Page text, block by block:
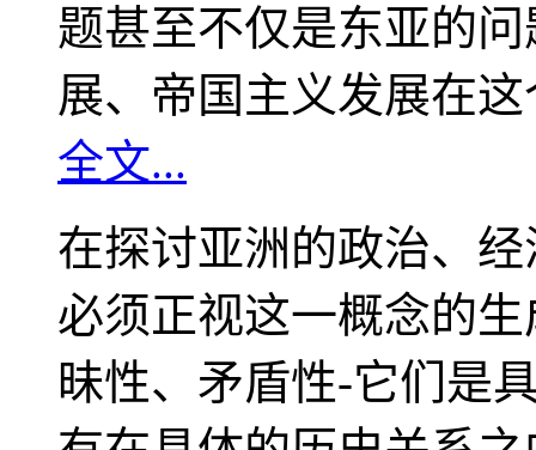
题甚至不仅是东亚的
展、帝国主义发展在
全文...
在探讨亚洲的政治、
必须正视这一概念的
昧性、矛盾性-它们是